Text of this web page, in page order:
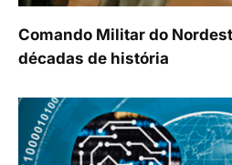
Comando Militar do
décadas de história